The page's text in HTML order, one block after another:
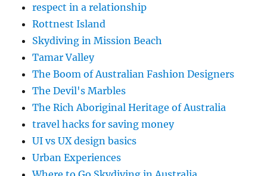
respect in a relationship
Rottnest Island
Skydiving in Mission Beach
Tamar Valley
The Boom of Australian Fashion Designers
The Devil's Marbles
The Rich Aboriginal Heritage of Australia
travel hacks for saving money
UI vs UX design basics
Urban Experiences